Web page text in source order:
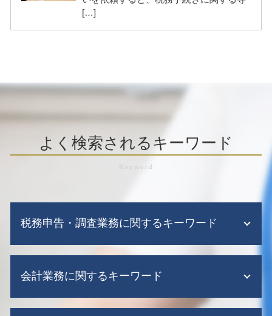
[…]
よく検索されるキーワード
税務申告・調査業務に関するキーワード
税務調査とは 法人
税務調査とは
会計業務に関するキーワード